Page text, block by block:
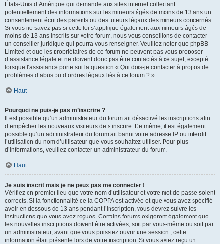
États-Unis d’Amérique qui demande aux sites internet collectant
potentiellement des informations sur les mineurs âgés de moins de 13 ans un
consentement écrit des parents ou des tuteurs légaux des mineurs concernés.
Si vous ne savez pas si cette loi s’applique également aux mineurs âgés de
moins de 13 ans inscrits sur votre forum, nous vous conseillons de contacter
un conseiller juridique qui pourra vous renseigner. Veuillez noter que phpBB
Limited et que les propriétaires de ce forum ne peuvent pas vous proposer
d’assistance légale et ne doivent donc pas être contactés à ce sujet, excepté
lorsque l’assistance porte sur la question « Qui dois-je contacter à propos de
problèmes d’abus ou d’ordres légaux liés à ce forum ? ».
Haut
Pourquoi ne puis-je pas m’inscrire ?
Il est possible qu’un administrateur du forum ait désactivé les inscriptions afin
d’empêcher les nouveaux visiteurs de s’inscrire. De même, il est également
possible qu’un administrateur du forum ait banni votre adresse IP ou interdit
l’utilisation du nom d’utilisateur que vous souhaitez utiliser. Pour plus
d’informations, veuillez contacter un administrateur du forum.
Haut
Je suis inscrit mais je ne peux pas me connecter !
Vérifiez en premier lieu que votre nom d’utilisateur et votre mot de passe soient
corrects. Si la fonctionnalité de la COPPA est activée et que vous avez spécifié
avoir en dessous de 13 ans pendant l’inscription, vous devrez suivre les
instructions que vous avez reçues. Certains forums exigeront également que
les nouvelles inscriptions doivent être activées, soit par vous-même ou soit par
un administrateur, avant que vous puissiez ouvrir une session ; cette
information était présente lors de votre inscription. Si vous aviez reçu un